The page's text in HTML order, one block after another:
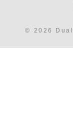
© 2026